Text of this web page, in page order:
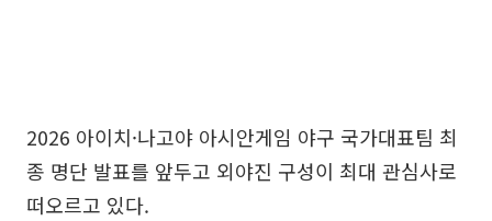
2026 아이치·나고야 아시안게임 야구 국가대표팀 최
종 명단 발표를 앞두고 외야진 구성이 최대 관심사로
떠오르고 있다.